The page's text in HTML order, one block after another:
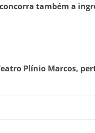
também a
Plínio Marcos,